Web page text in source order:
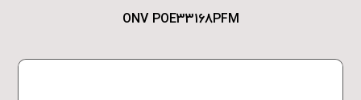
ONV POE33168PFM